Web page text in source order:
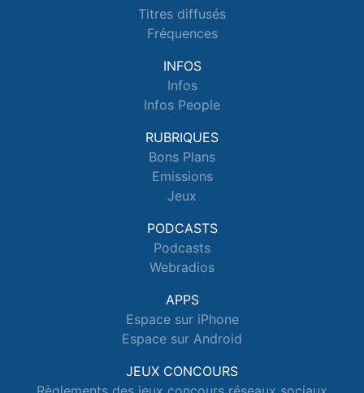
Titres diffusés
Fréquences
INFOS
Infos
Infos People
RUBRIQUES
Bons Plans
Emissions
Jeux
PODCASTS
Podcasts
Webradios
APPS
Espace sur iPhone
Espace sur Android
JEUX CONCOURS